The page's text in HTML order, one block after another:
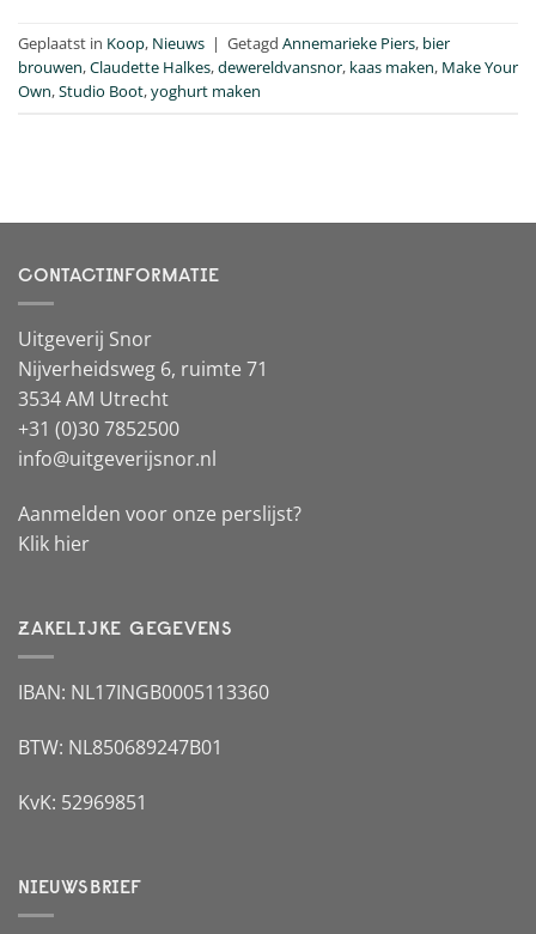
Geplaatst in Koop, Nieuws | Getagd Annemarieke Piers, bier
brouwen,Claudette Halkes,dewereldvansnor, kaas maken, Make Your
Own,Studio Boot,yoghurt maken
CONTACTINFORMATIE
Uitgeverij Snor
Nijverheidsweg 6, ruimte 71
3534 AM Utrecht
+31 (0)30 7852500
info@uitgeverijsnor.nl
Aanmelden voor onze perslijst?
Klik hier
ZAKELIJKE GEGEVENS
IBAN: NL17INGB0005113360
BTW: NL850689247B01
KvK: 52969851
NIEUWSBRIEF